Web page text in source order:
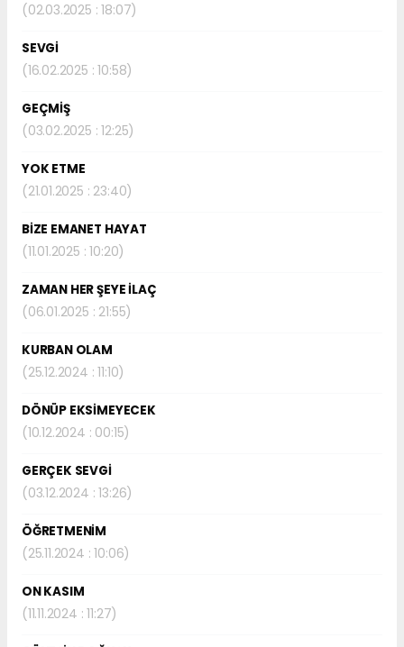
(02.03.2025 : 18:07)
SEVGİ
(16.02.2025 : 10:58)
GEÇMİŞ
(03.02.2025 : 12:25)
YOK ETME
(21.01.2025 : 23:40)
BİZE EMANET HAYAT
(11.01.2025 : 10:20)
ZAMAN HER ŞEYE İLAÇ
(06.01.2025 : 21:55)
KURBAN OLAM
(25.12.2024 : 11:10)
DÖNÜP EKSİMEYECEK
(10.12.2024 : 00:15)
GERÇEK SEVGİ
(03.12.2024 : 13:26)
ÖĞRETMENİM
(25.11.2024 : 10:06)
ON KASIM
(11.11.2024 : 11:27)